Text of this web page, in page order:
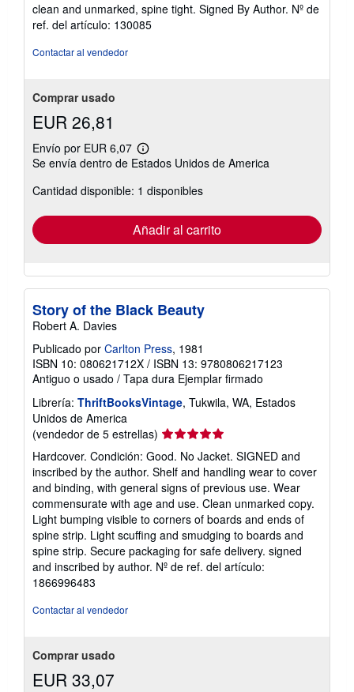
clean and unmarked, spine tight. Signed By Author. Nº de
ref. del artículo: 130085
Contactar al vendedor
Comprar usado
EUR 26,81
Envío por EUR 6,07
Más
información
las
tarifas
envío
Se envía dentro de Estados Unidos de America
Cantidad disponible: 1 disponibles
Añadir al carrito
Story of the Black Beauty
Robert A. Davies
Publicado por Carlton Press, 1981
ISBN 10: 080621712X / ISBN 13: 9780806217123
Antiguo o usado / Tapa dura Ejemplar firmado
Librería: ThriftBooksVintage, Tukwila, WA, Estados
Unidos de America
(vendedor de 5 estrellas) Calificación
del
vendedor:
5
de
5
estrellas
Hardcover. Condición: Good. No Jacket. SIGNED and
inscribed by the author. Shelf and handling wear to cover
and binding, with general signs of previous use. Wear
commensurate with age and use. Clean unmarked copy.
Light bumping visible to corners of boards and ends of
spine strip. Light scuffing and smudging to boards and
spine strip. Secure packaging for safe delivery. signed
and inscribed by author. Nº de ref. del artículo:
1866996483
Contactar al vendedor
Comprar usado
EUR 33,07